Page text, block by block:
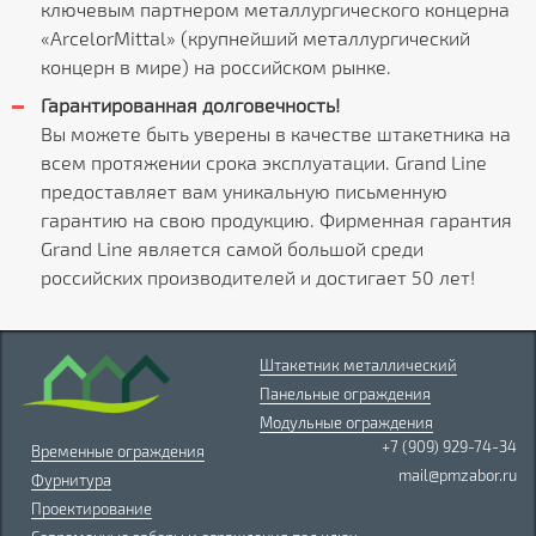
ключевым партнером металлургического концерна
«ArcelorMittal» (крупнейший металлургический
концерн в мире) на российском рынке.
Гарантированная долговечность!
Вы можете быть уверены в качестве штакетника на
всем протяжении срока эксплуатации. Grand Line
предоставляет вам уникальную письменную
гарантию на свою продукцию. Фирменная гарантия
Grand Line является самой большой среди
российских производителей и достигает 50 лет!
Штакетник металлический
Панельные ограждения
Модульные ограждения
Временные ограждения
Фурнитура
Проектирование
+7 (909) 929-74-34
mail@pmzabor.ru